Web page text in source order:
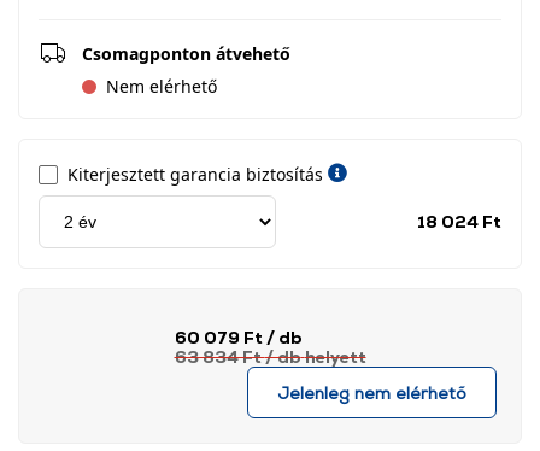
Csomagponton átvehető
Nem elérhető
Kiterjesztett garancia biztosítás
18 024 Ft
60 079 Ft / db
63 834 Ft/ dbhelyett
Jelenleg nem elérhető